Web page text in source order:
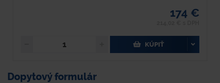
174 €
KÚPIŤ
Dopytový formulár